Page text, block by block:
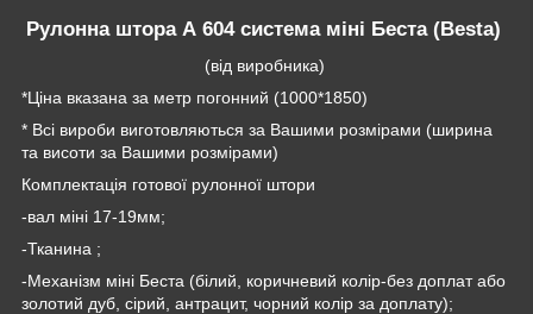
Рулонна штора А 604 система міні Беста (Besta)
(від виробника)
*Ціна вказана за метр погонний (1000*1850)
* Всі вироби виготовляються за Вашими розмірами (ширина
та висоти за Вашими розмірами)
Комплектація готової рулонної штори
-вал міні 17-19мм;
-Тканина ;
-Механізм міні Беста (білий, коричневий колір-без доплат або
золотий дуб, сірий, антрацит, чорний колір за доплату);